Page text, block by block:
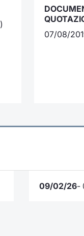
)
07/08/
09/02/26-